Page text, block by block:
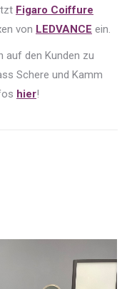
Figaro Coiffure
von LEDVANCE ein.
auf den Kunden zu
Schere und Kamm
hier!